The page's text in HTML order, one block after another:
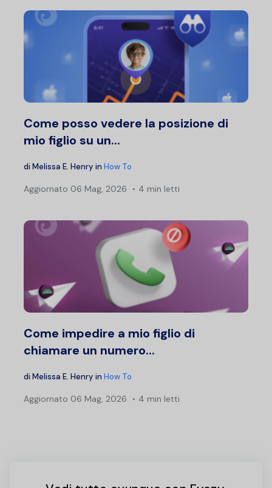
Come posso vedere la posizione di
mio figlio su un...
di Melissa E. Henry in How To
Aggiornato 06 Mag, 2026 4 min letti
Come impedire a mio figlio di
chiamare un numero...
di Melissa E. Henry in How To
Aggiornato 06 Mag, 2026 4 min letti